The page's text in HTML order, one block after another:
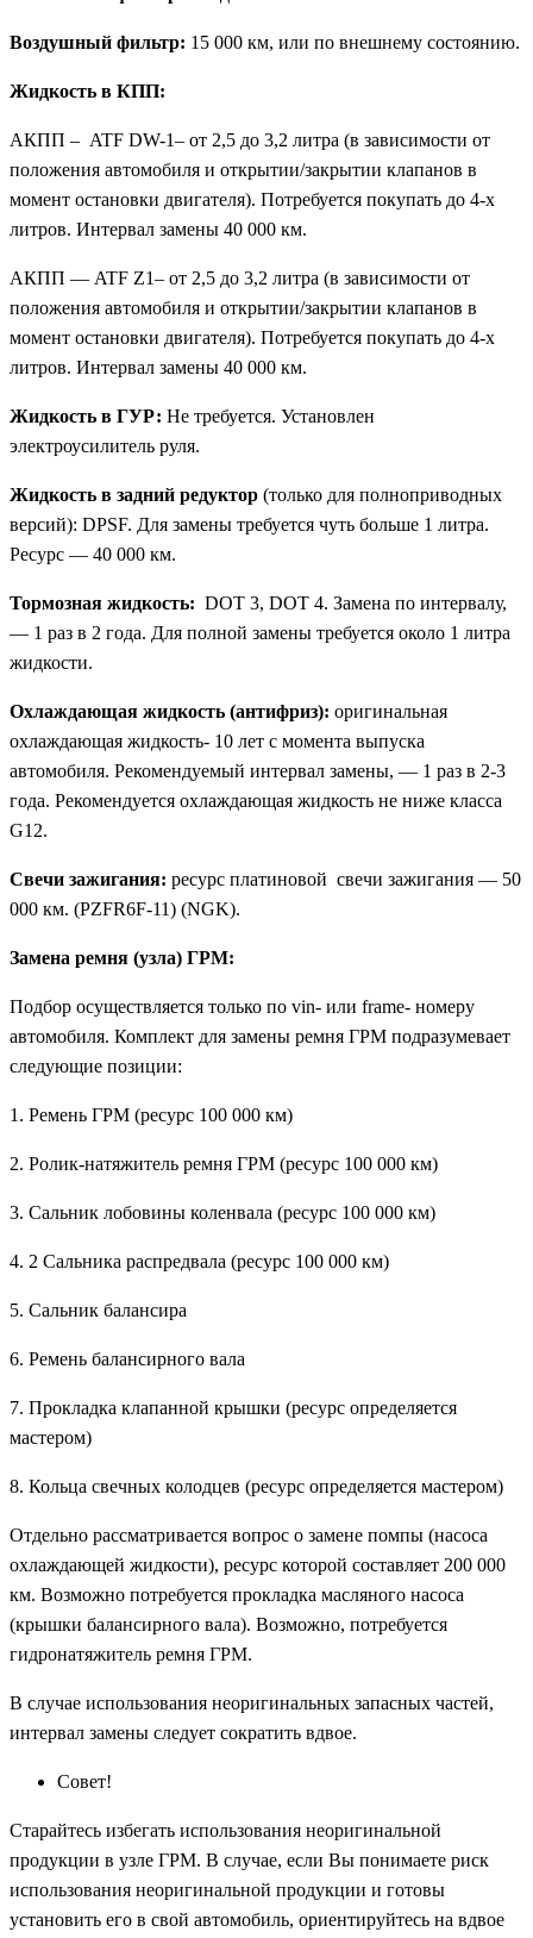
Воздушный фильтр: 15 000 км, или по внешнему состоянию.
Жидкость в КПП:
АКПП – ATF DW-1– от 2,5 до 3,2 литра (в зависимости от
положения автомобиля и открытии/закрытии клапанов в
момент остановки двигателя). Потребуется покупать до 4-х
литров. Интервал замены 40 000 км.
АКПП — ATF Z1– от 2,5 до 3,2 литра (в зависимости от
положения автомобиля и открытии/закрытии клапанов в
момент остановки двигателя). Потребуется покупать до 4-х
литров. Интервал замены 40 000 км.
Жидкость в ГУР: Не требуется. Установлен
электроусилитель руля.
Жидкость в задний редуктор (только для полноприводных
версий): DPSF. Для замены требуется чуть больше 1 литра.
Ресурс — 40 000 км.
Тормозная жидкость: DOT 3, DOT 4. Замена по интервалу,
— 1 раз в 2 года. Для полной замены требуется около 1 литра
жидкости.
Охлаждающая жидкость (антифриз): оригинальная
охлаждающая жидкость- 10 лет с момента выпуска
автомобиля. Рекомендуемый интервал замены, — 1 раз в 2-3
года. Рекомендуется охлаждающая жидкость не ниже класса
G12.
Свечи зажигания: ресурс платиновой свечи зажигания — 50
000 км. (PZFR6F-11) (NGK).
Замена ремня (узла) ГРМ:
Подбор осуществляется только по vin- или frame- номеру
автомобиля. Комплект для замены ремня ГРМ подразумевает
следующие позиции:
1. Ремень ГРМ (ресурс 100 000 км)
2. Ролик-натяжитель ремня ГРМ (ресурс 100 000 км)
3. Сальник лобовины коленвала (ресурс 100 000 км)
4. 2 Сальника распредвала (ресурс 100 000 км)
5. Сальник балансира
6. Ремень балансирного вала
7. Прокладка клапанной крышки (ресурс определяется
мастером)
8. Кольца свечных колодцев (ресурс определяется мастером)
Отдельно рассматривается вопрос о замене помпы (насоса
охлаждающей жидкости), ресурс которой составляет 200 000
км. Возможно потребуется прокладка масляного насоса
(крышки балансирного вала). Возможно, потребуется
гидронатяжитель ремня ГРМ.
В случае использования неоригинальных запасных частей,
интервал замены следует сократить вдвое.
Совет!
Старайтесь избегать использования неоригинальной
продукции в узле ГРМ. В случае, если Вы понимаете риск
использования неоригинальной продукции и готовы
установить его в свой автомобиль, ориентируйтесь на вдвое